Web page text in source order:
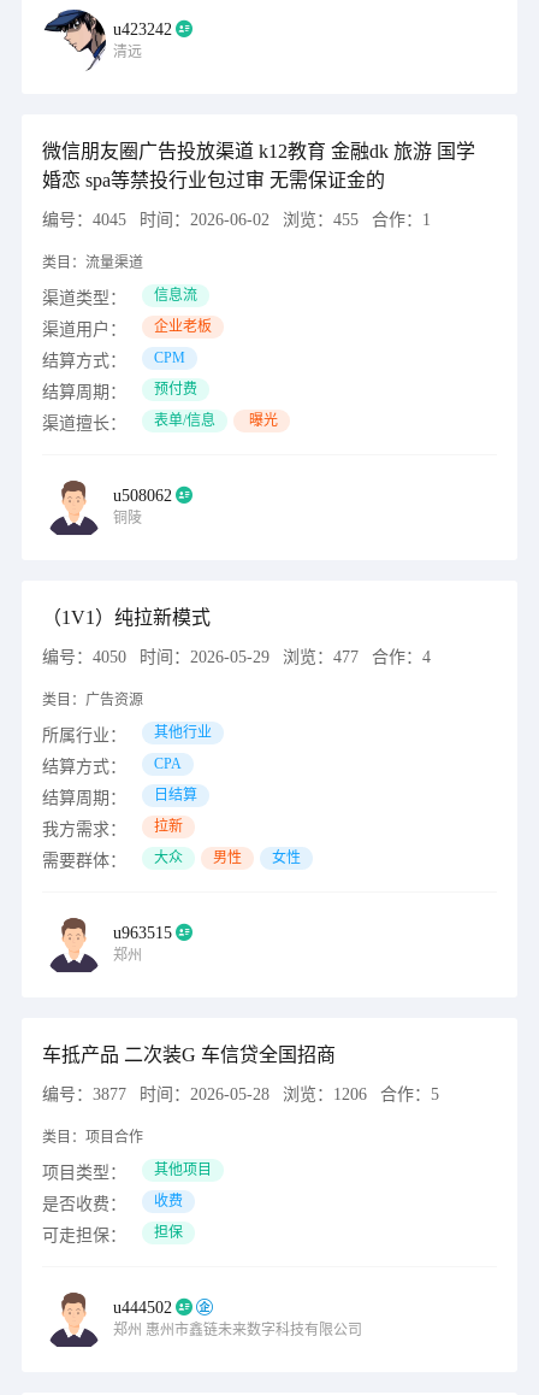
u423242
清远
微信朋友圈广告投放渠道 k12教育 金融dk 旅游 国学
婚恋 spa等禁投行业包过审 无需保证金的
编号： 4045 时间： 2026-06-02 浏览： 455 合作： 1
类目： 流量渠道
渠道类型： 信息流
渠道用户： 企业老板
结算方式： CPM
结算周期： 预付费
渠道擅长： 表单/信息 曝光
u508062
铜陵
（1V1）纯拉新模式
编号： 4050 时间： 2026-05-29 浏览： 477 合作： 4
类目： 广告资源
所属行业： 其他行业
结算方式： CPA
结算周期： 日结算
我方需求： 拉新
需要群体： 大众 男性 女性
u963515
郑州
车抵产品 二次装G 车信贷全国招商
编号： 3877 时间： 2026-05-28 浏览： 1206 合作： 5
类目： 项目合作
项目类型： 其他项目
是否收费： 收费
可走担保： 担保
u444502
郑州 惠州市鑫链未来数字科技有限公司